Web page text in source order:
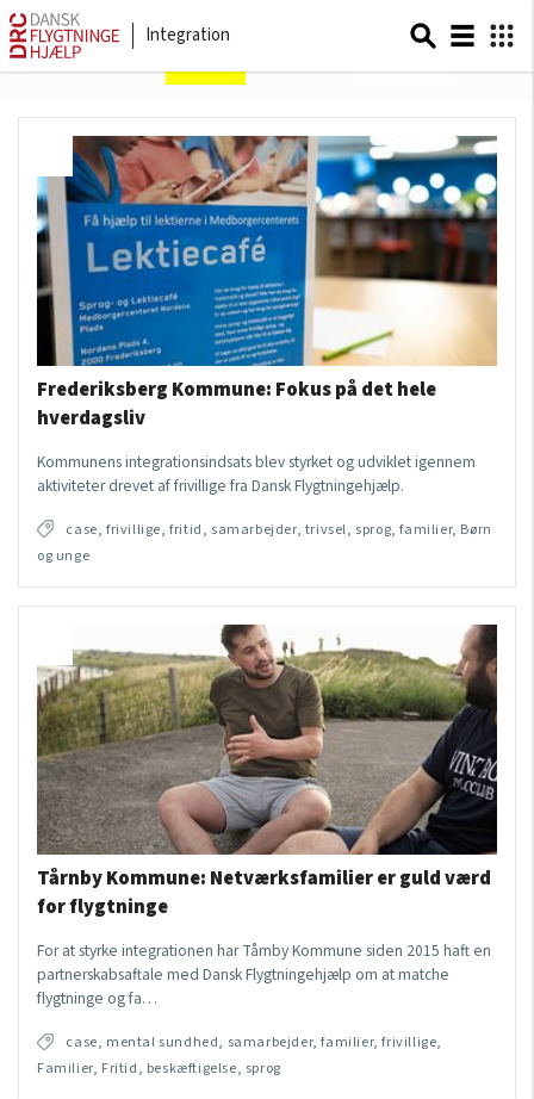
Integration
Sider omcase
Frederiksberg Kommune: Fokus på det hele
hverdagsliv
Kommunens integrationsindsats blev styrket og udviklet igennem
aktiviteter drevet af frivillige fra Dansk Flygtningehjælp.
case, frivillige, fritid, samarbejder, trivsel, sprog, familier, Børn
og unge
Tårnby Kommune: Netværksfamilier er guld værd
for flygtninge
For at styrke integrationen har Tårnby Kommune siden 2015 haft en
partnerskabsaftale med Dansk Flygtningehjælp om at matche
flygtninge og fa…
case, mental sundhed, samarbejder, familier, frivillige,
Familier, Fritid, beskæftigelse, sprog